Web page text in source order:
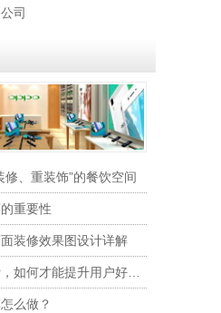
司
修、重装饰”的餐饮空间
重要性
装修效果图设计详解
民宿装修设计，如何才能提升用户好感度？
么做？